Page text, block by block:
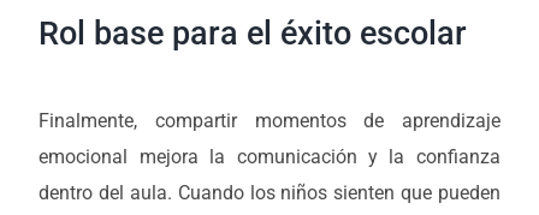
Rol base para el éxito escolar
Finalmente, compartir momentos de aprendizaje
emocional mejora la comunicación y la confianza
dentro del aula. Cuando los niños sienten que pueden